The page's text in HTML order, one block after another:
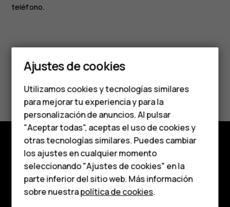
Smartphones
Teléfonos de gama
media
Teléfonos para
personas mayores
HMD Terra M
Comprar
teléfono.
¿Te ha parecido útil?
Sí No
Comprar
Acerca de
Planet and people
Ajustes de cookies
Utilizamos cookies y tecnologías similares
para mejorar tu experiencia y para la
personalización de anuncios. Al pulsar
"Aceptar todas", aceptas el uso de cookies y
otras tecnologías similares. Puedes cambiar
los ajustes en cualquier momento
seleccionando "Ajustes de cookies" en la
parte inferior del sitio web. Más información
sobre nuestrapolítica de cookies.